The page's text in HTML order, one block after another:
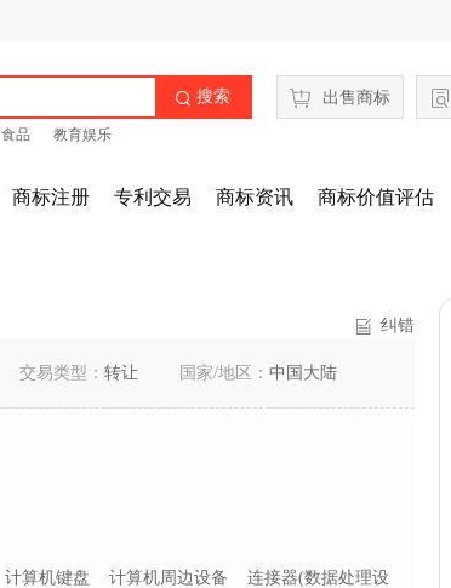
 搜索
食品 教育娱乐
出售商标
商标注册 专利交易 商标资讯 商标价值评估
纠错
交易类型： 转让 国家/地区： 中国大陆
计算机键盘 计算机周边设备
连接器(数据处理设